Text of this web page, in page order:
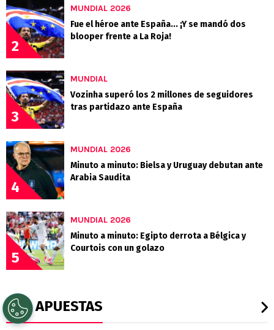
2
MUNDIAL 2026
Fue el héroe ante España... ¡Y se mandó dos
blooper frente a La Roja!
3
MUNDIAL
Vozinha superó los 2 millones de seguidores
tras partidazo ante España
4
MUNDIAL 2026
Minuto a minuto: Bielsa y Uruguay debutan ante
Arabia Saudita
5
MUNDIAL 2026
Minuto a minuto: Egipto derrota a Bélgica y
Courtois con un golazo
APUESTAS